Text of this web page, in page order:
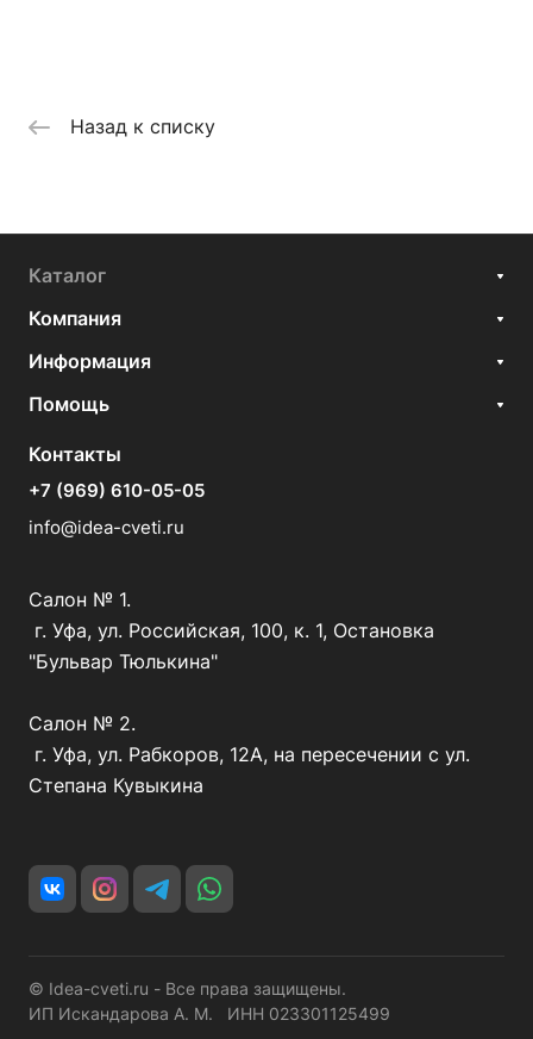
Назад к списку
Каталог
Компания
Информация
Помощь
Контакты
+7 (969) 610-05-05
info@idea-cveti.ru
Салон № 1.
г. Уфа, ул. Российская, 100, к. 1, Остановка
"Бульвар Тюлькина"
Салон № 2.
г. Уфа, ул. Рабкоров, 12А, на пересечении с ул.
Степана Кувыкина
© Idea-cveti.ru - Все права защищены.
ИП Искандарова А. М. ИНН 023301125499